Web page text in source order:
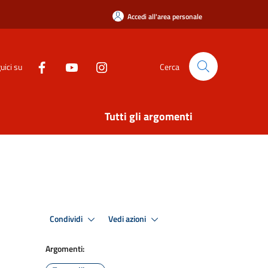
Accedi all'area personale
su Cerca
Tutti gli argomenti
Condividi Vedi azioni
Argomenti: